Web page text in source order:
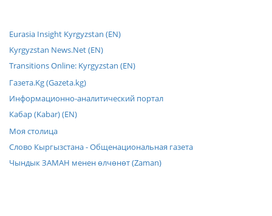
Eurasia Insight Kyrgyzstan (EN)
Kyrgyzstan News.Net (EN)
Transitions Online: Kyrgyzstan (EN)
Газета.Kg (Gazeta.kg)
Информационно-аналитический портал
Кабар (Kabar) (EN)
Моя столица
Слово Кыргызстана - Общенациональная газета
Чындык ЗАМАН менен өлчөнөт (Zaman)